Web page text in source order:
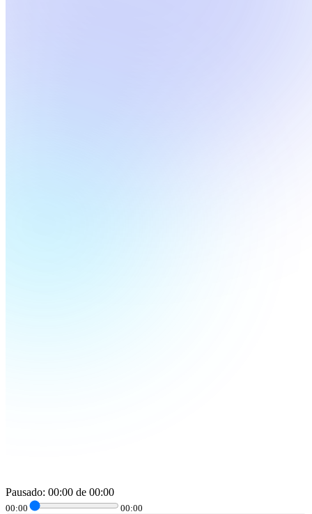
Pausado: 00:00 de 00:00
00:00 00:00